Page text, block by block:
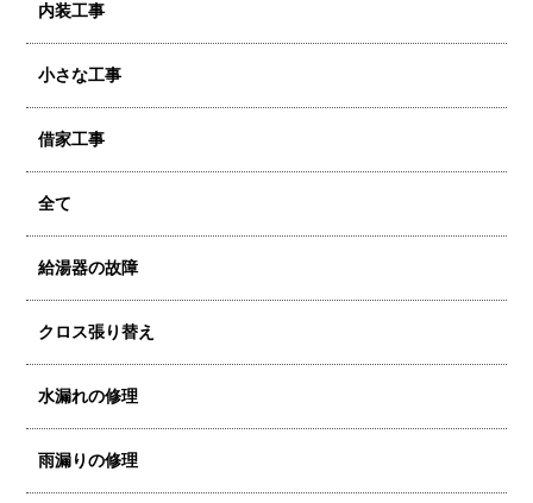
内装工事
小さな工事
借家工事
全て
給湯器の故障
クロス張り替え
水漏れの修理
雨漏りの修理